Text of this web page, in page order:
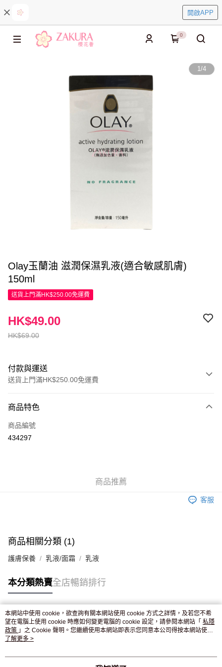
開啟APP
0
1/4
Olay玉蘭油 滋潤保濕乳液(適合敏感肌膚)
150ml
送貨上門滿HK$250.00免運費
HK$69.00
HK$49.00
付款與運送
送貨上門滿HK$250.00免運費
信用卡
Apple Pay
付款後門市自取，訂單確認後2-4個工作天到店，7天內取。逾期後
商品特色
商品編號
434297
商品推薦
客服
商品相關分類 (1)
護膚保養 乳液/面霜 乳液
本分類熱賣全店暢銷排行
熱門標籤
熱銷排行
本網站中使用 cookie，欲查詢有關本網站使用 cookie 方式之詳情，及若您不希
望在電腦上使用 cookie 時應如何變更電腦的 cookie 設定，請參閱本網站「 私隱
政策 」之 Cookie 聲明。您繼續使用本網站即表示您同意本公司得按本網站使用
條款之 Cookie 聲明使用 cookie。
了解更多 >